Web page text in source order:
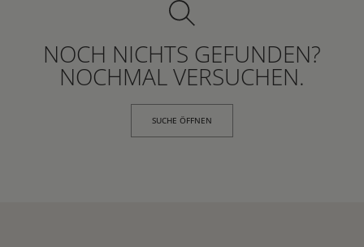
NOCH NICHTS GEFUNDEN?
NOCHMAL VERSUCHEN.
SUCHE ÖFFNEN